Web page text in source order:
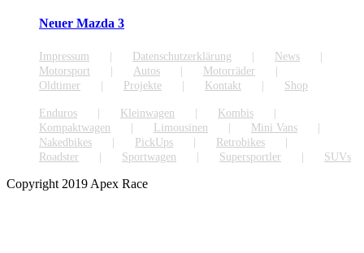
Neuer Mazda 3
Impressum Datenschutzerklärung
News
Motorsport
Autos
Motorräder
Oldtimer
Projekte Kontakt Shop
Enduros Kleinwagen
Kombis
Kompaktwagen
Limousinen
Mini Vans
Nakedbikes
PickUps
Retrobikes
Roadster
Sportwagen Supersportler SUVs
Copyright 2019 Apex Race